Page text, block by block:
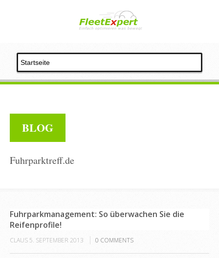
BLOG
Fuhrparktreff.de
Fuhrparkmanagement: So überwachen Sie die
Reifenprofile!
CLAUS 5. SEPTEMBER 2013 0 COMMENTS